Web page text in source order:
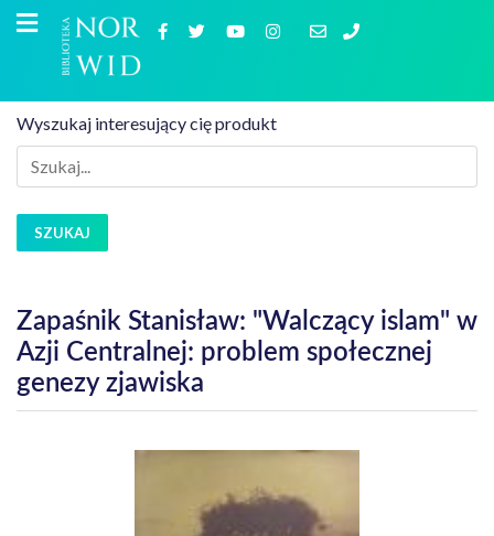
Wyszukaj interesujący cię produkt
SZUKAJ
Zapaśnik Stanisław: "Walczący islam" w
Azji Centralnej: problem społecznej
genezy zjawiska